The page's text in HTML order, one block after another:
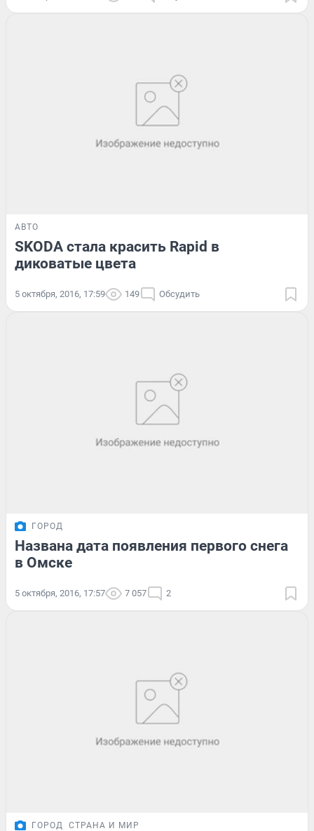
АВТО
SKODA стала красить Rapid в
диковатые цвета
5 октября, 2016, 17:59 149 Обсудить
ГОРОД
Названа дата появления первого снега
в Омске
5 октября, 2016, 17:57 7 057 2
ГОРОД СТРАНА И МИР